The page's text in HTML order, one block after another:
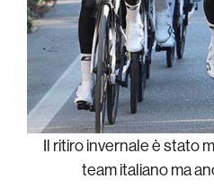
Il ritiro invernale è stato
team italiano ma